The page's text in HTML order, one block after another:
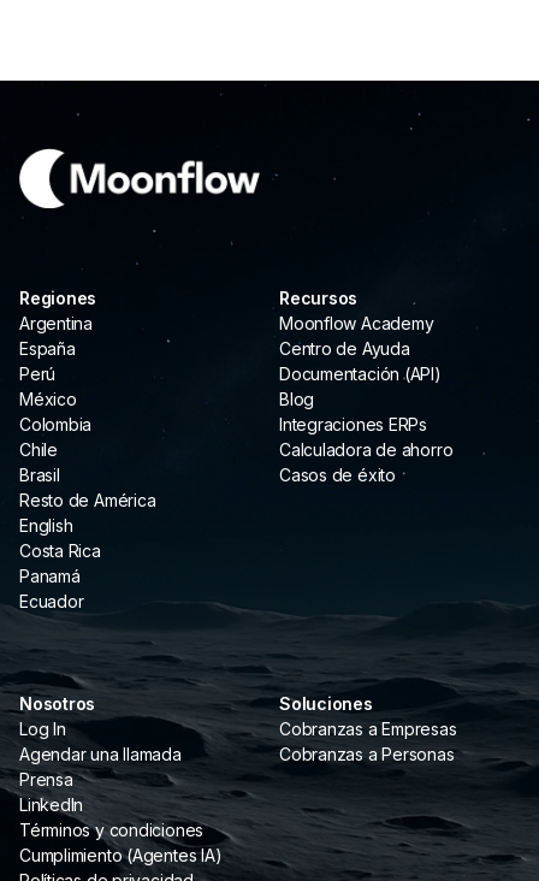
Soluciones
Cobranzas a Empresas
Cobranzas a Personas
Regiones
Argentina
España
Perú
México
Colombia
Chile
Brasil
Resto de América
English
Costa Rica
Panamá
Ecuador
Recursos
Moonflow Academy
Centro de Ayuda
Documentación (API)
Blog
Integraciones ERPs
Calculadora de ahorro
Casos de éxito
Nosotros
Log In
Agendar una llamada
Prensa
LinkedIn
Términos y condiciones
Cumplimiento (Agentes IA)